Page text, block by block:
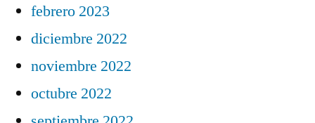
febrero 2023
diciembre 2022
noviembre 2022
octubre 2022